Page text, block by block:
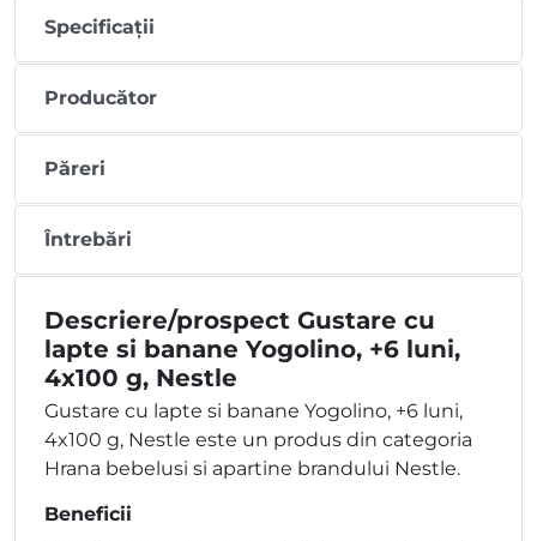
Specificații
Producător
Păreri
Întrebări
Descriere/prospect Gustare cu
lapte si banane Yogolino, +6 luni,
4x100 g, Nestle
Gustare cu lapte si banane Yogolino, +6 luni,
4x100 g, Nestle este un produs din categoria
Hrana bebelusi si apartine brandului Nestle.
Beneficii